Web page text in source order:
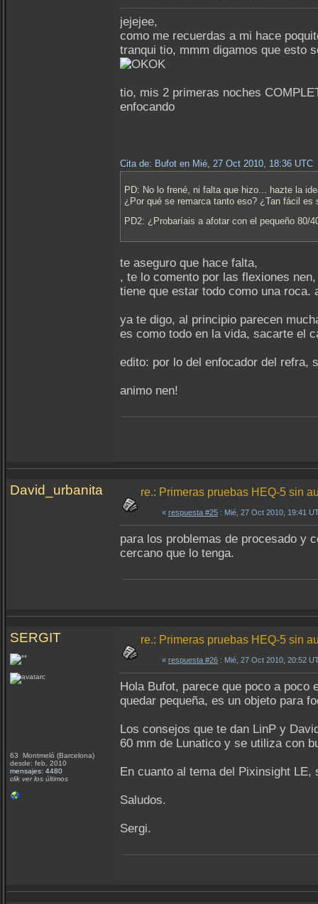
jejejee,
como me recuerdas a mi hace
tranqui tio, mmm digamos que esto
tio, mis 2 primeras noches
enfocando
Cita de: Bufot en Mié, 27 Oct 2010, 18:36 UTC
PD: No lo frené, ni falta que hizo... hazte la
¿Por qué se remarca tanto eso? ¿Tan fácil es
PD2: ¿Probaríais a afotar con el pequeño 80/
te aseguro que hace falta,
, te lo comento por las flexiones
tiene que estar todo como una
ya te digo, al principio parecen
es como todo en la vida, sacarte el
edito: por lo del enfocador del refra,
animo nen!
David_urbanita re.: Primeras pruebas HEQ-5 sin
« respuesta #25 : Mié, 27 Oct 2010, 19:41
para los problemas de procesado y
cercano que lo tenga.
SERGIT
63 Montmeló (Barcelona)
desde: feb, 2010
mensajes: 4480
clik ver los últimos
re.: Primeras pruebas HEQ-5 sin
« respuesta #26 : Mié, 27 Oct 2010, 20:52
Hola Bufot, parece que poco a poco
quedar pequeña, es un objeto para
Los consejos que te dan LinP y
60 mm de Lunatico y se utiliza con
En cuanto al tema del Pixinsight
Saludos.
Sergi.